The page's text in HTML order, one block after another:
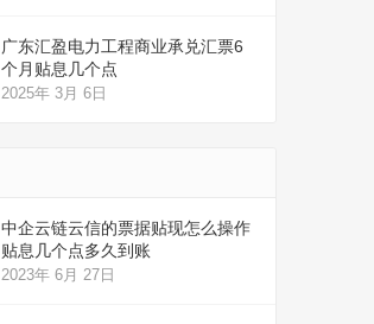
广东汇盈电力工程商业承兑汇票6
个月贴息几个点
2025年 3月 6日
中企云链云信的票据贴现怎么操作
贴息几个点多久到账
2023年 6月 27日